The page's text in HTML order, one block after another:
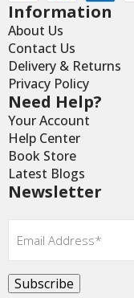
Information
About Us
Contact Us
Delivery & Returns
Privacy Policy
Need Help?
Your Account
Help Center
Book Store
Latest Blogs
Newsletter
Email*
Subscribe